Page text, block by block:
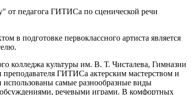
от педагога ГИТИСа по сценической речи
в подготовке первоклассного артиста является
колледжа культуры им. В. Т. Чисталева, Гимназии
ГИТИСа актерским мастерством и
самые разнообразные виды
обсуждениями, речевыми играми. В комфортных